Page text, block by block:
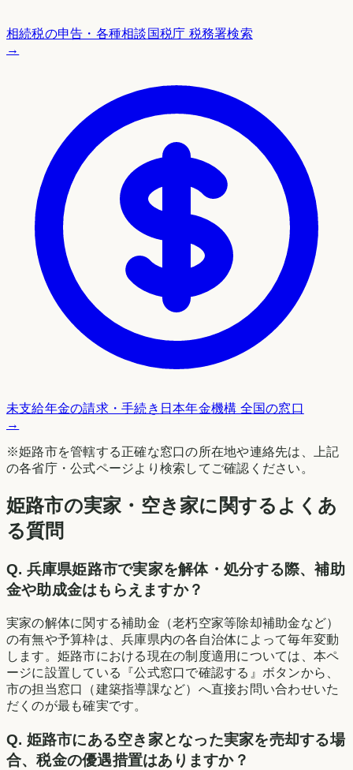
相続税の申告・各種相談 国税庁 税務署検索
→
未支給年金の請求・手続き 日本年金機構 全国の窓口
→
※姫路市を管轄する正確な窓口の所在地や連絡先は、上記
の各省庁・公式ページより検索してご確認ください。
姫路市の実家・空き家に関するよくあ
る質問
Q. 兵庫県姫路市で実家を解体・処分する際、補助
金や助成金はもらえますか？
実家の解体に関する補助金（老朽空家等除却補助金など）
の有無や予算枠は、兵庫県内の各自治体によって毎年変動
します。姫路市における現在の制度適用については、本ペ
ージに設置している『公式窓口で確認する』ボタンから、
市の担当窓口（建築指導課など）へ直接お問い合わせいた
だくのが最も確実です。
Q. 姫路市にある空き家となった実家を売却する場
合、税金の優遇措置はありますか？